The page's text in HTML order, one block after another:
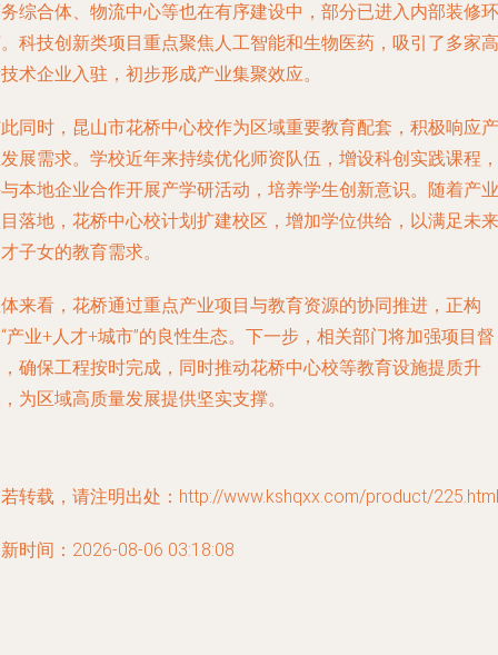
综合体、物流中心等也在有序建设中，部分已进入内部装修环
科技创新类项目重点聚焦人工智能和生物医药，吸引了多家高
术企业入驻，初步形成产业集聚效应。
同时，昆山市花桥中心校作为区域重要教育配套，积极响应产
展需求。学校近年来持续优化师资队伍，增设科创实践课程，
本地企业合作开展产学研活动，培养学生创新意识。随着产业
落地，花桥中心校计划扩建校区，增加学位供给，以满足未来
子女的教育需求。
来看，花桥通过重点产业项目与教育资源的协同推进，正构
产业+人才+城市”的良性生态。下一步，相关部门将加强项目督
确保工程按时完成，同时推动花桥中心校等教育设施提质升
为区域高质量发展提供坚实支撑。
转载，请注明出处：http://www.kshqxx.com/product/225.html
时间：2026-08-06 03:18:08